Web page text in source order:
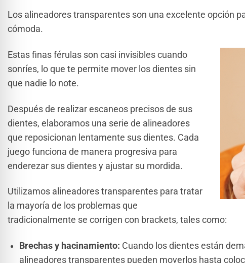
Los alineadores transparentes son una excelente opción
cómoda.
Estas finas férulas son casi invisibles cuando
sonríes, lo que te permite mover los dientes sin
que nadie lo note.
Después de realizar escaneos precisos de sus
dientes, elaboramos una serie de alineadores
que reposicionan lentamente sus dientes. Cada
juego funciona de manera progresiva para
enderezar sus dientes y ajustar su mordida.
Utilizamos alineadores transparentes para tratar
la mayoría de los problemas que
tradicionalmente se corrigen con brackets, tales como:
Brechas y hacinamiento: Cuando los dientes están
alineadores transparentes pueden moverlos hasta